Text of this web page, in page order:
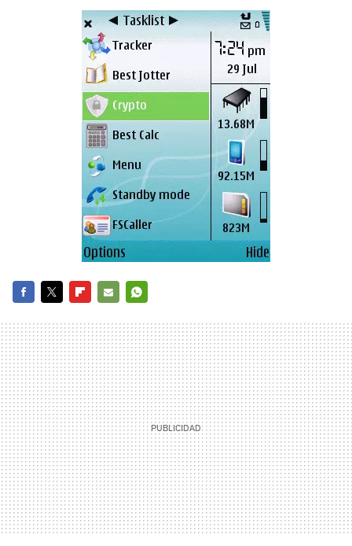
MAIL